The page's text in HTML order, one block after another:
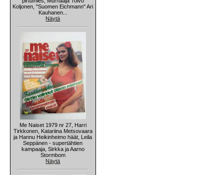
Koljonen, "Suomen Eichmann" Ari
Kauhanen...
Näytä
Me Naiset 1979 nr 27, Harri
Tirkkonen, Katariina Metsovaara
ja Hannu Heikinheimo häät, Leila
Seppänen - supertähtien
kampaaja, Sirkka ja Aarno
Stormbom
Näytä